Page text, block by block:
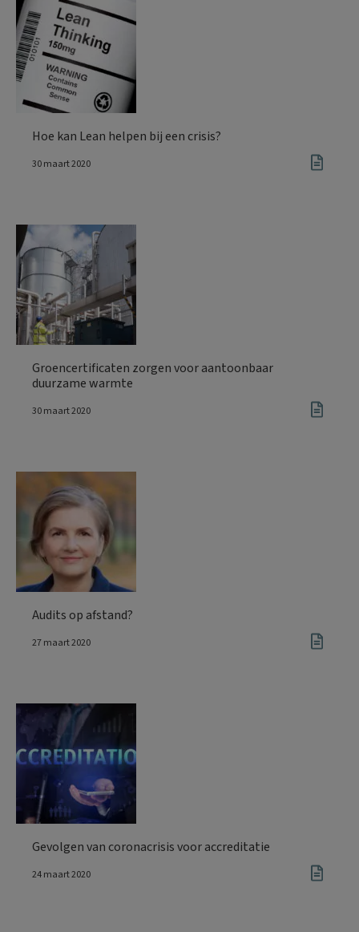
Hoe kan Lean helpen bij een crisis?
30 maart 2020
Groencertificaten zorgen voor aantoonbaar
duurzame warmte
30 maart 2020
Audits op afstand?
27 maart 2020
Gevolgen van coronacrisis voor accreditatie
24 maart 2020